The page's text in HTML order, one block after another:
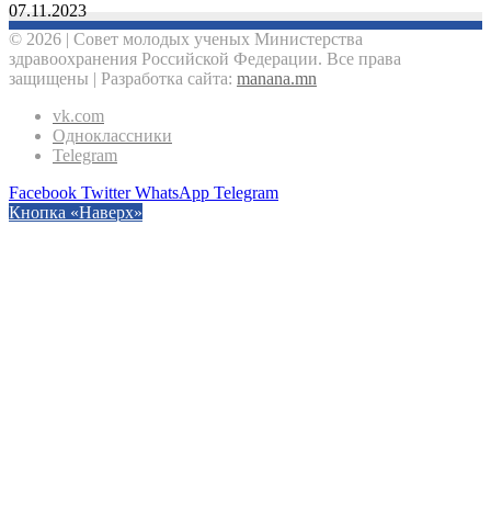
07.11.2023
© 2026 | Совет молодых ученых Министерства
здравоохранения Российской Федерации. Все права
защищены | Разработка сайта: manana.mn
vk.com
Одноклассники
Telegram
Facebook Twitter WhatsApp Telegram
Кнопка «Наверх»